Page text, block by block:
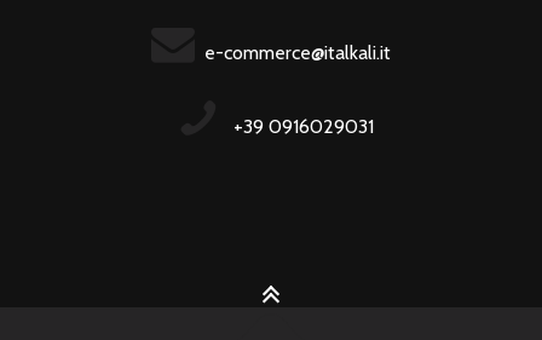
e-commerce@italkali.it
+39 0916029031